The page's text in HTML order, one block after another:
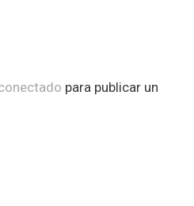
para publicar un